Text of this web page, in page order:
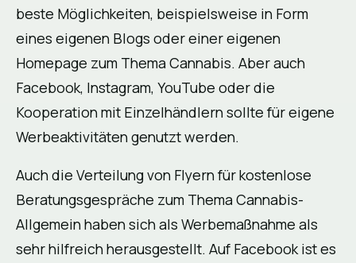
beste Möglichkeiten, beispielsweise in Form
eines eigenen Blogs oder einer eigenen
Homepage zum Thema Cannabis. Aber auch
Facebook, Instagram, YouTube oder die
Kooperation mit Einzelhändlern sollte für eigene
Werbeaktivitäten genutzt werden.
Auch die Verteilung von Flyern für kostenlose
Beratungsgespräche zum Thema Cannabis-
Allgemein haben sich als Werbemaßnahme als
sehr hilfreich herausgestellt. Auf Facebook ist es